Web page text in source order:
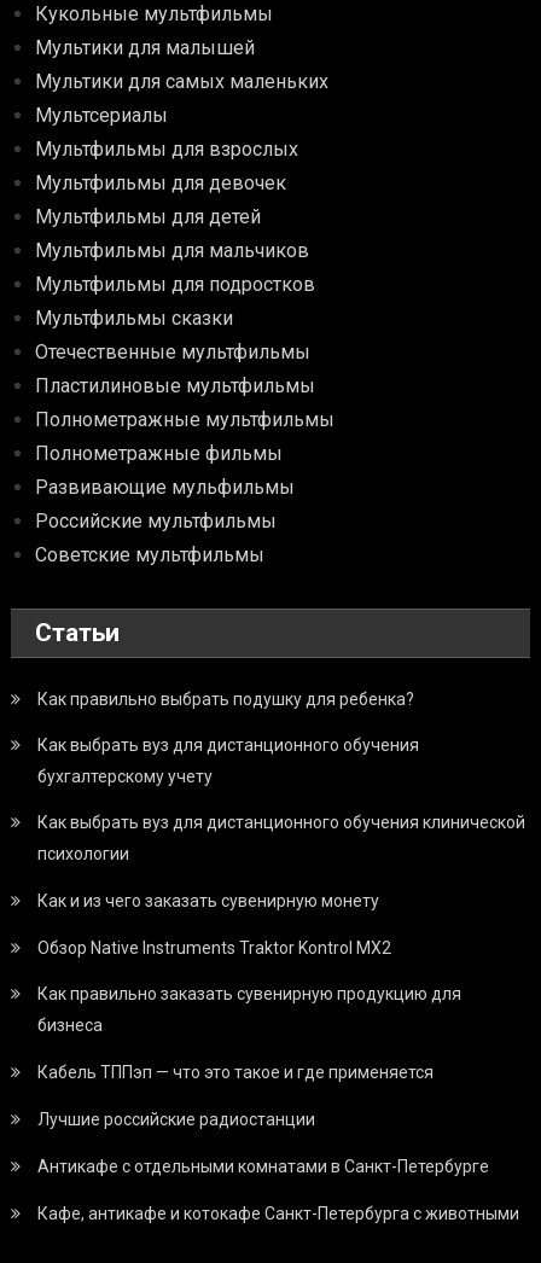
Кукольные мультфильмы
Мультики для малышей
Мультики для самых маленьких
Мультсериалы
Мультфильмы для взрослых
Мультфильмы для девочек
Мультфильмы для детей
Мультфильмы для мальчиков
Мультфильмы для подростков
Мультфильмы сказки
Отечественные мультфильмы
Пластилиновые мультфильмы
Полнометражные мультфильмы
Полнометражные фильмы
Развивающие мульфильмы
Российские мультфильмы
Советские мультфильмы
Статьи
Как правильно выбрать подушку для ребенка?
Как выбрать вуз для дистанционного обучения
бухгалтерскому учету
Как выбрать вуз для дистанционного обучения клинической
психологии
Как и из чего заказать сувенирную монету
Обзор Native Instruments Traktor Kontrol MX2
Как правильно заказать сувенирную продукцию для
бизнеса
Кабель ТППэп — что это такое и где применяется
Лучшие российские радиостанции
Антикафе с отдельными комнатами в Санкт-Петербурге
Кафе, антикафе и котокафе Санкт-Петербурга с животными